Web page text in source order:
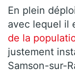
En plein
avec lequel il
de la
justement
Samson-sur-